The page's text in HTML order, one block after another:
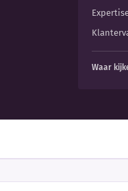
Waar